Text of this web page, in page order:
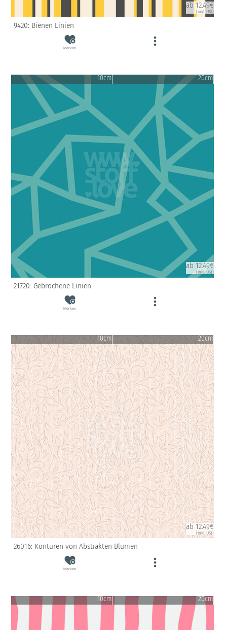
ab 12.49€
(inkl. USt)
9420: Bienen Linien
Merken
10cm 20cm
ab 12.49€
(inkl. USt)
21720: Gebrochene Linien
Merken
10cm 20cm
ab 12.49€
(inkl. USt)
26016: Konturen von Abstrakten Blumen
Merken
10cm 20cm